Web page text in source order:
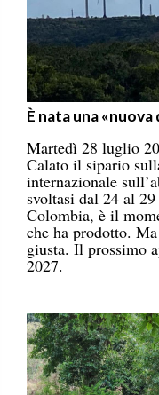
È nata una
Martedì 28 luglio
Calato il sipario
internazionale
svoltasi dal 24 al
Colombia, è il
che ha prodotto.
giusta. Il prossimo
2027.